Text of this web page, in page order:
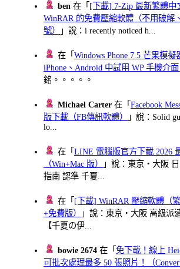
ben 在「 [下載] 7-Zip 最新繁體中
WinRAR 的免費壓縮軟體（不用破解
號）
」說：i recently noticed h...
在「Windows Phone 7.5 芒果模擬
iPhone、Android 中試用 WP 手機介面
銘。。。。。
Michael Carter 在「Facebook
版下載（FB傳訊軟體）
」說：Solid
lo...
在「LINE 電腦版官方下載 2026
（Win+Mac 版）
」說：東京・大阪
指南 認準 千夏...
在「 [下載] WinRAR 壓縮軟體（
+免費版）
」說：東京・大阪 高級派
【千夏の伊...
bowie 2674 在「免下載！線上
可批次處理最多 50 張照片！（